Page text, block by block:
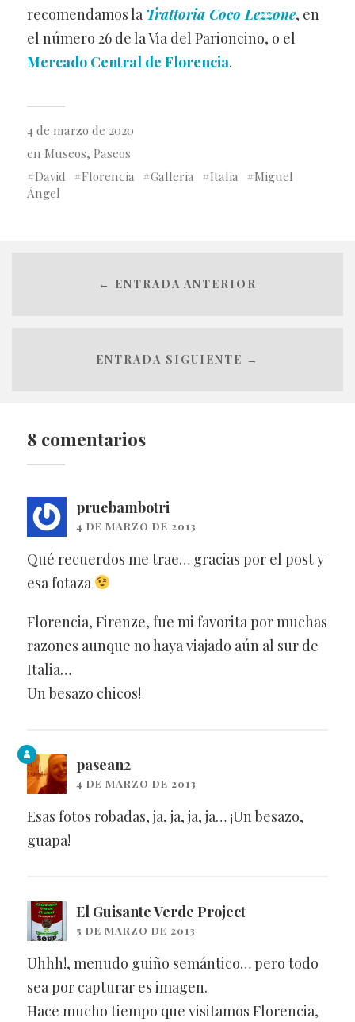
recomendamos la Trattoria Coco Lezzone, en
el número 26 de la Via del Parioncino, o el
Mercado Central de Florencia.
4 de marzo de 2020
en Museos, Paseos
David
Florencia Galleria Italia
Miguel
Ángel
← ENTRADA ANTERIOR
ENTRADA SIGUIENTE →
8 comentarios
pruebambotri
4 DE MARZO DE 2013
Qué recuerdos me trae… gracias por el post y
esa fotaza
Florencia, Firenze, fue mi favorita por muchas
razones aunque no haya viajado aún al sur de
Italia…
Un besazo chicos!
pasean2
4 DE MARZO DE 2013
Esas fotos robadas, ja, ja, ja, ja… ¡Un besazo,
guapa!
El Guisante Verde Project
5 DE MARZO DE 2013
Uhhh!, menudo guiño semántico… pero todo
sea por capturar es imagen.
Hace mucho tiempo que visitamos Florencia,